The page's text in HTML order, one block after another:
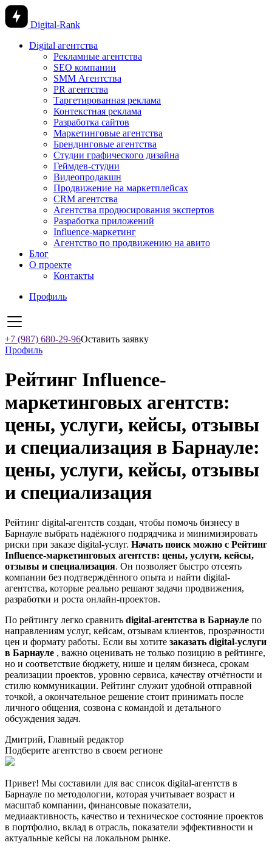
Digital-Rank
Digital агентства
Рекламные агентства
SEO компании
SMM Агентства
PR агентства
Таргетированная реклама
Контекстная реклама
Разработка сайтов
Маркетинговые агентства
Брендинговые агентства
Студии графического дизайна
Геймдев-студии
Видеопродакшн
Продвижение на маркетплейсах
CRM агентства
Агентства продюсирования экспертов
Разработка приложений
Influence-маркетинг
Агентство по продвижению на авито
Блог
О проекте
Контакты
Профиль
+7 (987) 680-29-96Оставить заявку
Профиль
Рейтинг Influence-
маркетинговых агентств:
цены, услуги, кейсы, отзывы
и специализация в Барнауле:
цены, услуги, кейсы, отзывы
и специализация
Рейтинг digital-агентств создан, чтобы помочь бизнесу в
Барнауле выбрать надёжного подрядчика и минимизировать
риски при заказе digital-услуг. Начать поиск можно с Рейтинг
Influence-маркетинговых агентств: цены, услуги, кейсы,
отзывы и специализация. Он позволяет быстро отсеять
компании без подтверждённого опыта и найти digital-
агентства, которые реально решают задачи продвижения,
разработки и роста онлайн-проектов.
По рейтингу легко сравнить digital-агентства в Барнауле по
направлениям услуг, кейсам, отзывам клиентов, прозрачности
цен и формату работы. Если вы хотите заказать digital-услуги
в Барнауле , важно оценивать не только позицию в рейтинге,
но и соответствие бюджету, нише и целям бизнеса, срокам
реализации проектов, уровню сервиса, качеству отчётности и
стилю коммуникации. Рейтинг служит удобной отправной
точкой, а окончательное решение стоит принимать после
личного общения, созвона с командой и детального
обсуждения задач.
Дмитрий, Главный редактор
Подберите агентство в своем регионе
Привет! Мы составили для вас список digital-агентств в
Барнауле по методологии, которая учитывает возраст и
масштаб компании, финансовые показатели,
медиаактивность, качество и техническое состояние проектов
в портфолио, вклад в отрасль, показатели эффективности и
актуальные кейсы на локальном рынке.